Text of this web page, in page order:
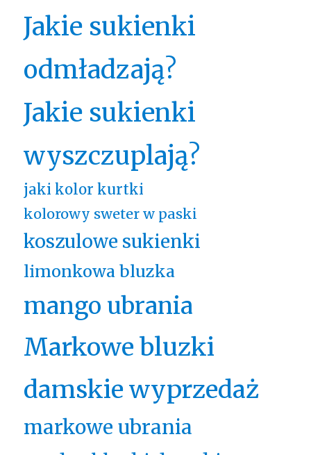
Jakie sukienki
odmładzają?
Jakie sukienki
wyszczuplają?
jaki kolor kurtki
kolorowy sweter w paski
koszulowe sukienki
limonkowa bluzka
mango ubrania
Markowe bluzki
damskie wyprzedaż
markowe ubrania